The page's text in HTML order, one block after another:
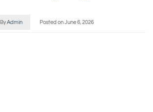
ByAdmin Posted onJune 6, 2026